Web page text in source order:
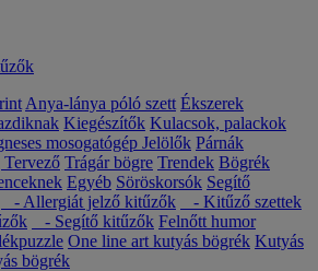
Anya-lánya póló szett Ékszerek
Kiegészítők Kulacsok, palackok
mosogatógép Jelölők Párnák
Tervező Trágár bögre Trendek Bögrék
Egyéb Söröskorsók Segítő
- Allergiát jelző kitűzők
- Kitűző szettek
- Segítő kitűzők Felnőtt humor
One line art kutyás bögrék Kutyás
bögrék